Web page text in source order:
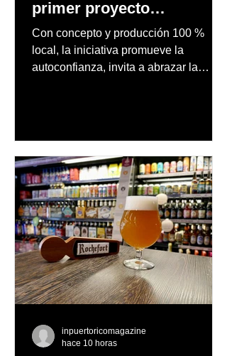
primer proyecto
audiovisual concebido y
producido completamente
en Puerto Rico
Con concepto y producción 100 %
local, la iniciativa promueve la
autoconfianza, invita a abrazar la
inpuertoricomagazine
hace 10 horas